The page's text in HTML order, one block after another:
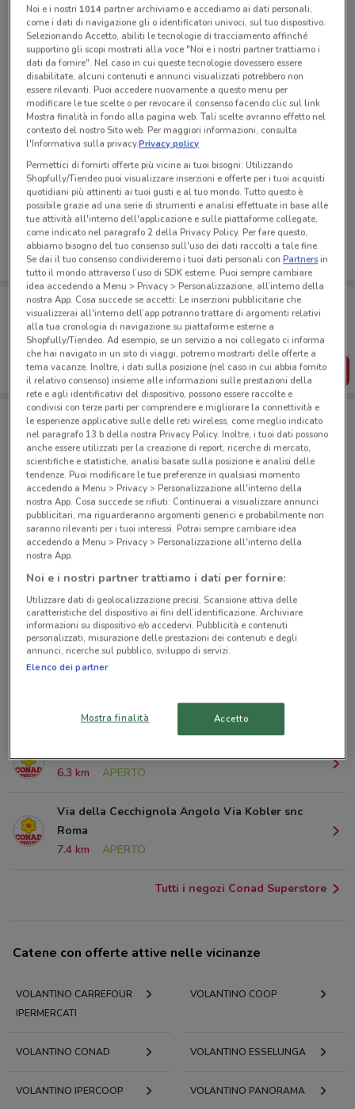
Ci dispiace, al momento non abbiamo pubblicato
volantini nella tua zona. Riprova più tardi.
Porta DoveConviene sempre con te!
Puoi trovare le migliori offerte dei negozi vicino a te,
salvarle e creare la tua lista del risparmio, comodamente
dal tuo cellulare.
SCARICA L’APP
Negozi Conad Superstore a Ciampino
© MapTiler © OpenStreetMap contributors
Via San Paolo della Croce 1/a 37 Ciampino
441 m
APERTO
Via Tuscolana 52 Frascati
4.4 km
APERTO
6.1 km
APERTO
6.3 km
APERTO
Via della Cecchignola Angolo Via Kobler snc
Roma
7.4 km
APERTO
Tutti i negozi Conad Superstore
Catene con offerte attive nelle vicinanze
VOLANTINO CARREFOUR
IPERMERCATI
VOLANTINO COOP
VOLANTINO CONAD VOLANTINO ESSELUNGA
VOLANTINO IPERCOOP VOLANTINO PANORAMA
Noi e i nostri 1014partner archiviamo e accediamo ai dati personali,
come i dati di navigazione gli o identificatori univoci, sul tuo dispositivo.
Selezionando Accetto, abiliti le tecnologie di tracciamento affinché
supportino gli scopi mostrati alla voce "Noi e i nostri partner trattiamo i
dati da fornire". Nel caso in cui queste tecnologie dovessero essere
disabilitate, alcuni contenuti e annunci visualizzati potrebbero non
essere rilevanti. Puoi accedere nuovamente a questo menu per
modificare le tue scelte o per revocare il consenso facendo clic sul link
Mostra finalità in fondo alla pagina web. Tali scelte avranno effetto nel
contesto del nostro Sito web. Per maggiori informazioni, consulta
l'Informativa sulla privacy.Privacy policy
Permettici di fornirti offerte più vicine ai tuoi bisogni: Utilizzando
Shopfully/Tiendeo puoi visualizzare inserzioni e offerte per i tuoi acquisti
quotidiani più attinenti ai tuoi gusti e al tuo mondo. Tutto questo è
possibile grazie ad una serie di strumenti e analisi effettuate in base alle
tue attività all'interno dell'applicazione e sulle piattaforme collegate,
come indicato nel paragrafo 2 della Privacy Policy. Per fare questo,
abbiamo bisogno del tuo consenso sull'uso dei dati raccolti a tale fine.
Se dai il tuo consenso condivideremo i tuoi dati personali conPartnersin
tutto il mondo attraverso l’uso di SDK esterne. Puoi sempre cambiare
idea accedendo a Menu > Privacy > Personalizzazione, all’interno della
nostra App. Cosa succede se accetti: Le inserzioni pubblicitarie che
visualizzerai all'interno dell’app potranno trattare di argomenti relativi
alla tua cronologia di navigazione su piattaforme esterne a
Shopfully/Tiendeo. Ad esempio, se un servizio a noi collegato ci informa
che hai navigato in un sito di viaggi, potremo mostrarti delle offerte a
tema vacanze. Inoltre, i dati sulla posizione (nel caso in cui abbia fornito
il relativo consenso) insieme alle informazioni sulle prestazioni della
rete e agli identificativi del dispositivo, possono essere raccolte e
condivisi con terze parti per comprendere e migliorare la connettività e
le esperienze applicative sulle delle reti wireless, come meglio indicato
nel paragrafo 13.b della nostra Privacy Policy. Inoltre, i tuoi dati possono
anche essere utilizzati per la creazione di report, ricerche di mercato,
scientifiche e statistiche, analisi basate sulla posizione e analisi delle
tendenze. Puoi modificare le tue preferenze in qualsiasi momento
accedendo a Menu > Privacy > Personalizzazione all'interno della
nostra App. Cosa succede se rifiuti: Continuerai a visualizzare annunci
pubblicitari, ma riguarderanno argomenti generici e probabilmente non
saranno rilevanti per i tuoi interessi. Potrai sempre cambiare idea
accedendo a Menu > Privacy > Personalizzazione all'interno della
nostra App.
Noi e i nostri partner trattiamo i dati per fornire:
Utilizzare dati di geolocalizzazione precisi. Scansione attiva delle
caratteristiche del dispositivo ai fini dell’identificazione. Archiviare
informazioni su dispositivo e/o accedervi. Pubblicità e contenuti
personalizzati, misurazione delle prestazioni dei contenuti e degli
annunci, ricerche sul pubblico, sviluppo di servizi.
Elenco dei partner
Mostra finalità Accetto